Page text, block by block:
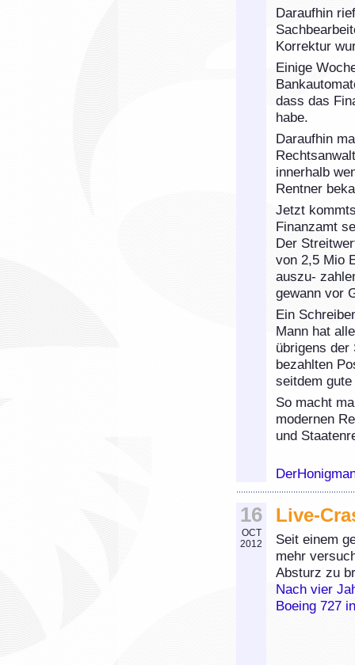
Daraufhin
Korrektur
Einige
dass das
habe.
Daraufhin
innerhalb
Rentner
Jetzt
Finanzamt
Der
von 2,5 Mio
auszu-
gewann vor
Ein
Mann hat
übrigens der
bezahlten
seitdem
So macht
modernen
und
16
OCT
2012
Live-
Seit einem
mehr
Absturz zu
Nach vier
Boeing 727